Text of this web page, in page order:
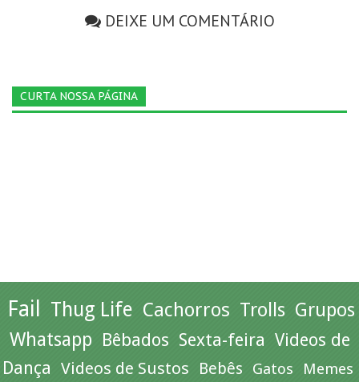
DEIXE UM COMENTÁRIO
CURTA NOSSA PÁGINA
Fail Thug Life Cachorros Trolls Grupos
Whatsapp Bêbados Sexta-feira Videos de
Dança Videos de Sustos Bebês Gatos Memes